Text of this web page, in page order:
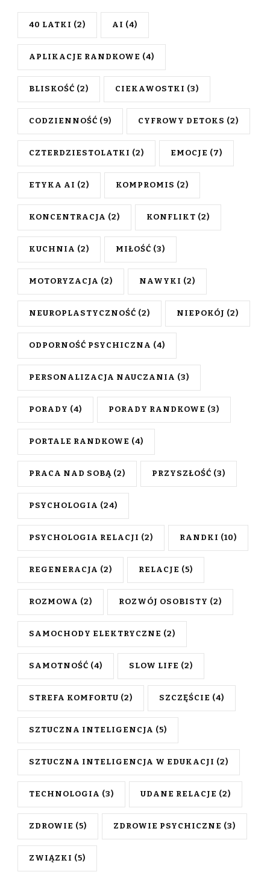
40 LATKI (2) AI (4)
APLIKACJE RANDKOWE (4)
BLISKOŚĆ (2) CIEKAWOSTKI (3)
CODZIENNOŚĆ (9) CYFROWY DETOKS (2)
CZTERDZIESTOLATKI (2) EMOCJE (7)
ETYKA AI (2) KOMPROMIS (2)
KONCENTRACJA (2) KONFLIKT (2)
KUCHNIA (2) MIŁOŚĆ (3)
MOTORYZACJA (2) NAWYKI (2)
NEUROPLASTYCZNOŚĆ (2) NIEPOKÓJ (2)
ODPORNOŚĆ PSYCHICZNA (4)
PERSONALIZACJA NAUCZANIA (3)
PORADY (4) PORADY RANDKOWE (3)
PORTALE RANDKOWE (4)
PRACA NAD SOBĄ (2) PRZYSZŁOŚĆ (3)
PSYCHOLOGIA (24)
PSYCHOLOGIA RELACJI (2) RANDKI (10)
REGENERACJA (2) RELACJE (5)
ROZMOWA (2) ROZWÓJ OSOBISTY (2)
SAMOCHODY ELEKTRYCZNE (2)
SAMOTNOŚĆ (4) SLOW LIFE (2)
STREFA KOMFORTU (2) SZCZĘŚCIE (4)
SZTUCZNA INTELIGENCJA (5)
SZTUCZNA INTELIGENCJA W EDUKACJI (2)
TECHNOLOGIA (3) UDANE RELACJE (2)
ZDROWIE (5) ZDROWIE PSYCHICZNE (3)
ZWIĄZKI (5)